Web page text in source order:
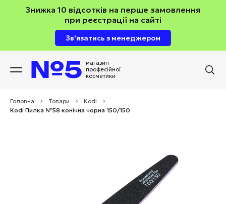
Знижка 10 відсотків на перше замовлення
при реєстрації на сайті
Зв'язатись з менеджером
магазин
професійної
косметики
Головна > Товари > Kodi
>
Kodi Пилка №58 конічна чорна 150/150